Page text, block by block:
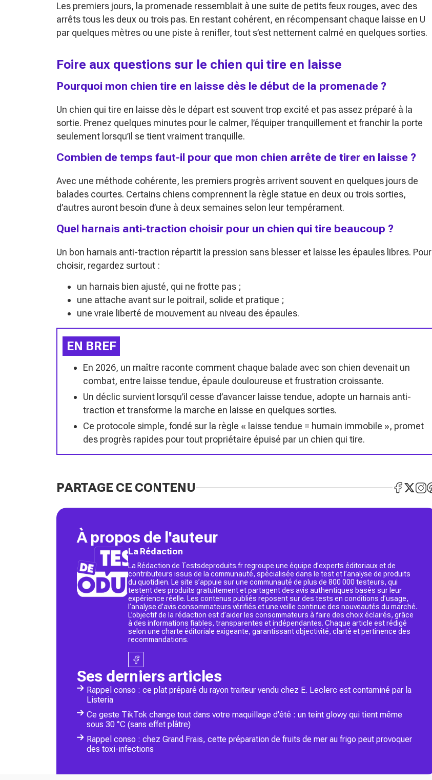
Les premiers jours, la promenade ressemblait à une suite de petits feux rouges, avec des
arrêts tous les deux ou trois pas. En restant cohérent, en récompensant chaque laisse en U
par quelques mètres ou une piste à renifler, tout s’est nettement calmé en quelques sorties.
Foire aux questions sur le chien qui tire en laisse
Pourquoi mon chien tire en laisse dès le début de la promenade ?
Un chien qui tire en laisse dès le départ est souvent trop excité et pas assez préparé à la
sortie. Prenez quelques minutes pour le calmer, l’équiper tranquillement et franchir la porte
seulement lorsqu’il se tient vraiment tranquille.
Combien de temps faut-il pour que mon chien arrête de tirer en laisse ?
Avec une méthode cohérente, les premiers progrès arrivent souvent en quelques jours de
balades courtes. Certains chiens comprennent la règle statue en deux ou trois sorties,
d’autres auront besoin d’une à deux semaines selon leur tempérament.
Quel harnais anti-traction choisir pour un chien qui tire beaucoup ?
Un bon harnais anti-traction répartit la pression sans blesser et laisse les épaules libres. Pour
choisir, regardez surtout :
un harnais bien ajusté, qui ne frotte pas ;
une attache avant sur le poitrail, solide et pratique ;
une vraie liberté de mouvement au niveau des épaules.
EN BREF
En 2026, un maître raconte comment chaque balade avec son chien devenait un
combat, entre laisse tendue, épaule douloureuse et frustration croissante.
Un déclic survient lorsqu’il cesse d’avancer laisse tendue, adopte un harnais anti-
traction et transforme la marche en laisse en quelques sorties.
Ce protocole simple, fondé sur la règle « laisse tendue = humain immobile », promet
des progrès rapides pour tout propriétaire épuisé par un chien qui tire.
PARTAGE CE CONTENU
À propos de l'auteur
La Rédaction
La Rédaction de Testsdeproduits.fr regroupe une équipe d’experts éditoriaux et de
contributeurs issus de la communauté, spécialisée dans le test et l’analyse de produits
du quotidien. Le site s’appuie sur une communauté de plus de 800 000 testeurs, qui
testent des produits gratuitement et partagent des avis authentiques basés sur leur
expérience réelle. Les contenus publiés reposent sur des tests en conditions d’usage,
l’analyse d’avis consommateurs vérifiés et une veille continue des nouveautés du marché.
L’objectif de la rédaction est d’aider les consommateurs à faire des choix éclairés, grâce
à des informations fiables, transparentes et indépendantes. Chaque article est rédigé
selon une charte éditoriale exigeante, garantissant objectivité, clarté et pertinence des
recommandations.
Ses derniers articles
Rappel conso : ce plat préparé du rayon traiteur vendu chez E. Leclerc est contaminé par la
Listeria
Ce geste TikTok change tout dans votre maquillage d'été : un teint glowy qui tient même
sous 30 °C (sans effet plâtre)
Rappel conso : chez Grand Frais, cette préparation de fruits de mer au frigo peut provoquer
des toxi-infections